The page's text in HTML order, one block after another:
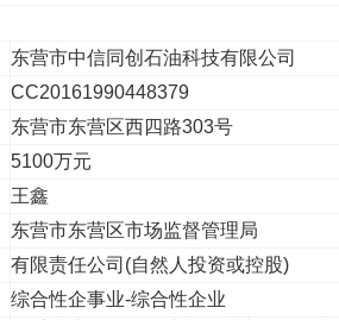
东营市中信同创石油科技有限公司
CC20161990448379
东营市东营区西四路303号
5100万元
王鑫
东营市东营区市场监督管理局
有限责任公司(自然人投资或控股)
综合性企事业-综合性企业